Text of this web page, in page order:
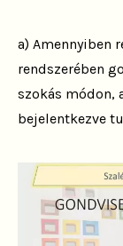
a) Amennyiben
rendszerében
szokás módon,
bejelentkezve